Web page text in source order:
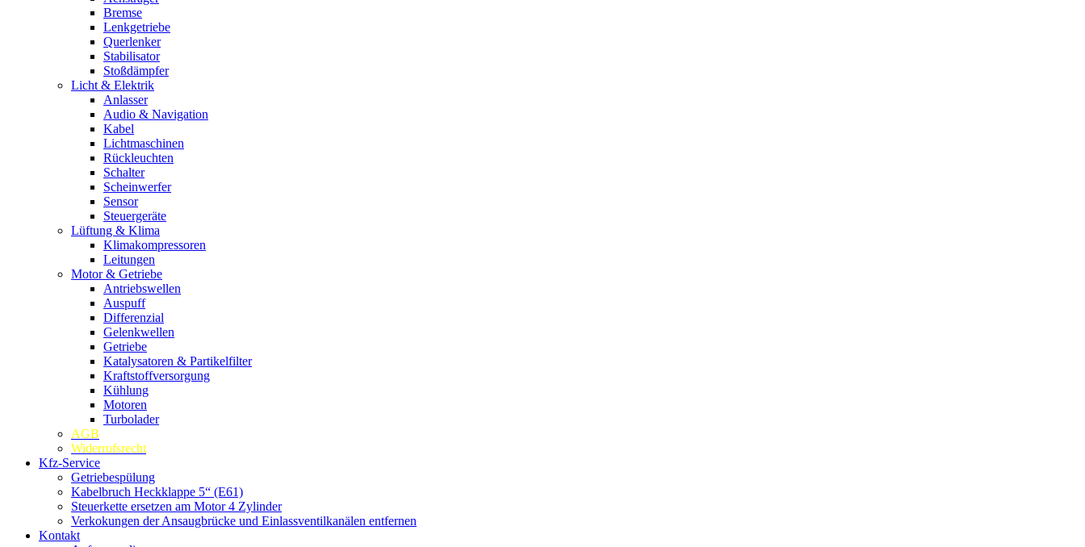
Bremse
Lenkgetriebe
Querlenker
Stabilisator
Stoßdämpfer
Licht & Elektrik
Anlasser
Audio & Navigation
Kabel
Lichtmaschinen
Rückleuchten
Schalter
Scheinwerfer
Sensor
Steuergeräte
Lüftung & Klima
Klimakompressoren
Leitungen
Motor & Getriebe
Antriebswellen
Auspuff
Differenzial
Gelenkwellen
Getriebe
Katalysatoren & Partikelfilter
Kraftstoffversorgung
Kühlung
Motoren
Turbolader
AGB
Widerrufsrecht
Kfz-Service
Getriebespülung
Kabelbruch Heckklappe 5“ (E61)
Steuerkette ersetzen am Motor 4 Zylinder
Verkokungen der Ansaugbrücke und Einlassventilkanälen entfernen
Kontakt